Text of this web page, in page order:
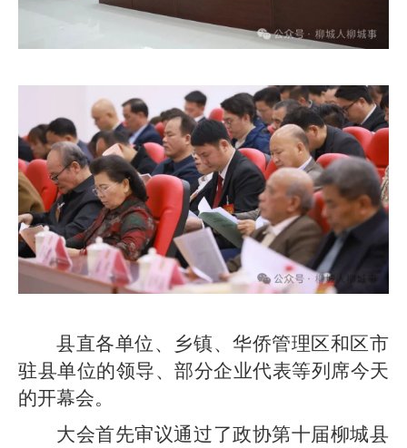
县直各单位、乡镇、华侨管理区和区市
驻县单位的领导、部分企业代表等列席今天
的开幕会。
大会首先审议通过了政协第十届柳城县